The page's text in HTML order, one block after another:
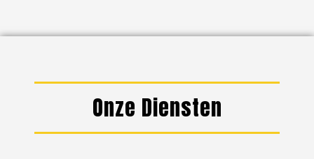
Onze Diensten